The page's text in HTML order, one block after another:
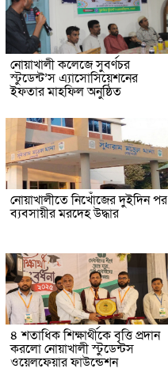
নোয়াখালী কলেজে সুবর্ণচর
স্টুডেন্ট’স এ্যাসোসিয়েশনের
ইফতার মাহফিল অনুষ্ঠিত
নোয়াখালীতে নিখোঁজের দুইদিন পর
ব্যবসায়ীর মরদেহ উদ্ধার
৪ শতাধিক শিক্ষার্থীকে বৃত্তি প্রদান
করলো নোয়াখালী স্টুডেন্টস
ওয়েলফেয়ার ফাউন্ডেশন